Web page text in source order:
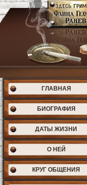
ГЛАВНАЯ
БИОГРАФИЯ
ДАТЫ ЖИЗНИ
О НЕЙ
КРУГ ОБЩЕНИЯ